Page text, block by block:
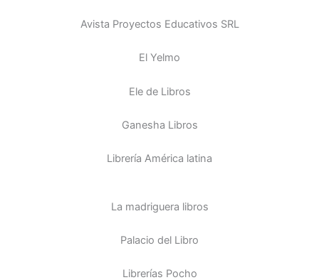
Avista Proyectos Educativos SRL
El Yelmo
Ele de Libros
Ganesha Libros
Librería América latina
La madriguera libros
Palacio del Libro
Librerías Pocho